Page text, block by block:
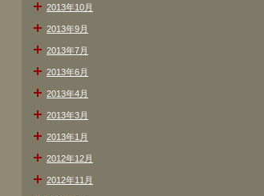
2013年10月
2013年9月
2013年7月
2013年6月
2013年4月
2013年3月
2013年1月
2012年12月
2012年11月